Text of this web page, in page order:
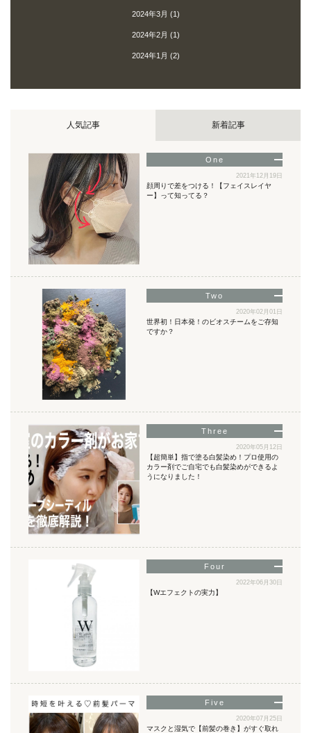
2024年3月 (1)
2024年2月 (1)
2024年1月 (2)
人気記事 新着記事
2021年12月19日
顔周りで差をつける！【フェイスレイヤ
ー】って知ってる？
2020年02月01日
世界初！日本発！のビオスチームをご存知
ですか？
2020年05月12日
【超簡単】指で塗る白髪染め！プロ使用の
カラー剤でご自宅でも白髪染めができるよ
うになりました！
2022年06月30日
【Wエフェクトの実力】
2020年07月25日
マスクと湿気で【前髪の巻き】がすぐ取れ